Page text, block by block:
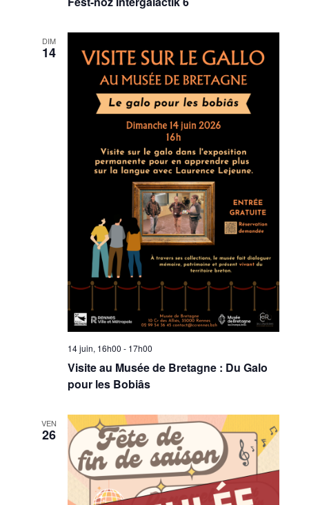
DIM
14
14 juin, 16h00 - 17h00
Visite au Musée de Bretagne : Du Galo
pour les Bobiâs
VEN
26